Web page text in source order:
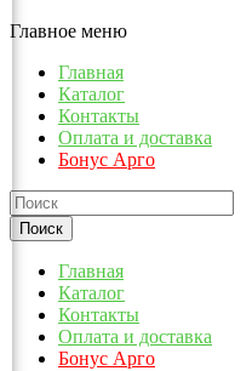
Главное меню
Главная
Каталог
Контакты
Оплата и доставка
Бонус Арго
Главная
Каталог
Контакты
Оплата и доставка
Бонус Арго